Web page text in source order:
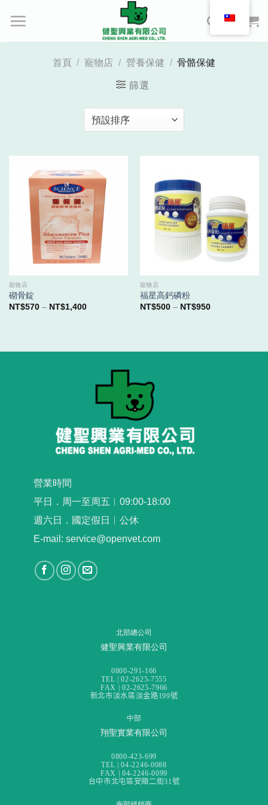
首頁 / 寵物店 / 營養保健 / 骨骼保健
篩選
寵物店
砌骨錠
NT$570 – NT$1,400價
NT$1,400
寵物店
福星高鈣磷粉
NT$500 – NT$950價
NT$950
營業時間
平日．周一至周五︳09:00-18:00
週六日．國定假日︳公休
E-mail: service@openvet.com
北部總公司
健聖興業有限公司
0800-291-166
TEL | 02-2625-7555
FAX | 02-2625-7966
新北市淡水區淡金路199號
中部
翔聖實業有限公司
0800-423-699
TEL | 04-2246-0088
FAX | 04-2246-0099
台中市北屯區安順二街31號